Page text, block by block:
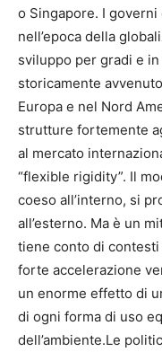
o Singapore. I
nell’epoca della
sviluppo per gradi e
storicamente
Europa e nel Nord
strutture fortemente
al mercato
“flexible rigidity”. Il
coeso all’interno, si
all’esterno. Ma è un
tiene conto di
forte accelerazione
un enorme effetto di
di ogni forma di uso
dell’ambiente.Le